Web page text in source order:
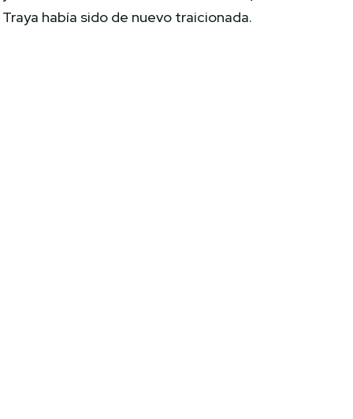
Traya había sido de nuevo traicionada.